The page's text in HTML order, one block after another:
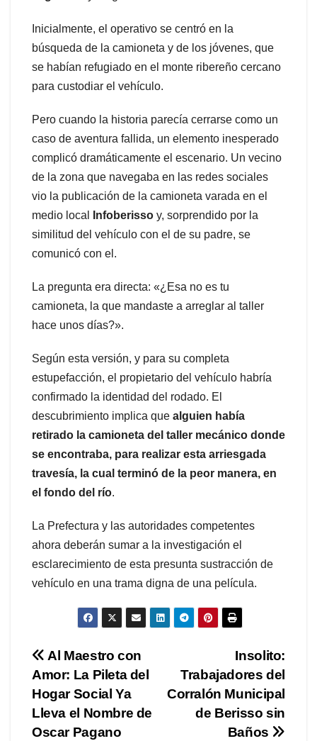
Inicialmente, el operativo se centró en la
búsqueda de la camioneta y de los jóvenes, que
se habían refugiado en el monte ribereño cercano
para custodiar el vehículo.
Pero cuando la historia parecía cerrarse como un
caso de aventura fallida, un elemento inesperado
complicó dramáticamente el escenario. Un vecino
de la zona que navegaba en las redes sociales
vio la publicación de la camioneta varada en el
medio local
Infoberisso y, sorprendido por la
similitud del vehículo con el de su padre, se
comunicó con el.
La pregunta era directa: «¿Esa no es tu
camioneta, la que mandaste a arreglar al taller
hace unos días?».
Según esta versión, y para su completa
estupefacción, el propietario del vehículo habría
confirmado la identidad del rodado. El
descubrimiento implica que alguien había
retirado la camioneta del taller mecánico donde
se encontraba, para realizar esta arriesgada
travesía, la cual terminó de la peor manera, en
el fondo del río.
La Prefectura y las autoridades competentes
ahora deberán sumar a la investigación el
esclarecimiento de esta presunta sustracción de
vehículo en una trama digna de una película.
Navegación
de
entradas
Insolito:
Trabajadores del
Corralón Municipal
de Berisso sin
Baños
Al Maestro con
Amor: La Pileta del
Hogar Social Ya
Lleva el Nombre de
Oscar Pagano